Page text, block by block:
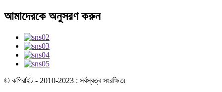
আমাদেরকে অনুসরণ করুন
© কপিরাইট - 2010-2023 : সর্বস্বত্ব সংরক্ষিত৷